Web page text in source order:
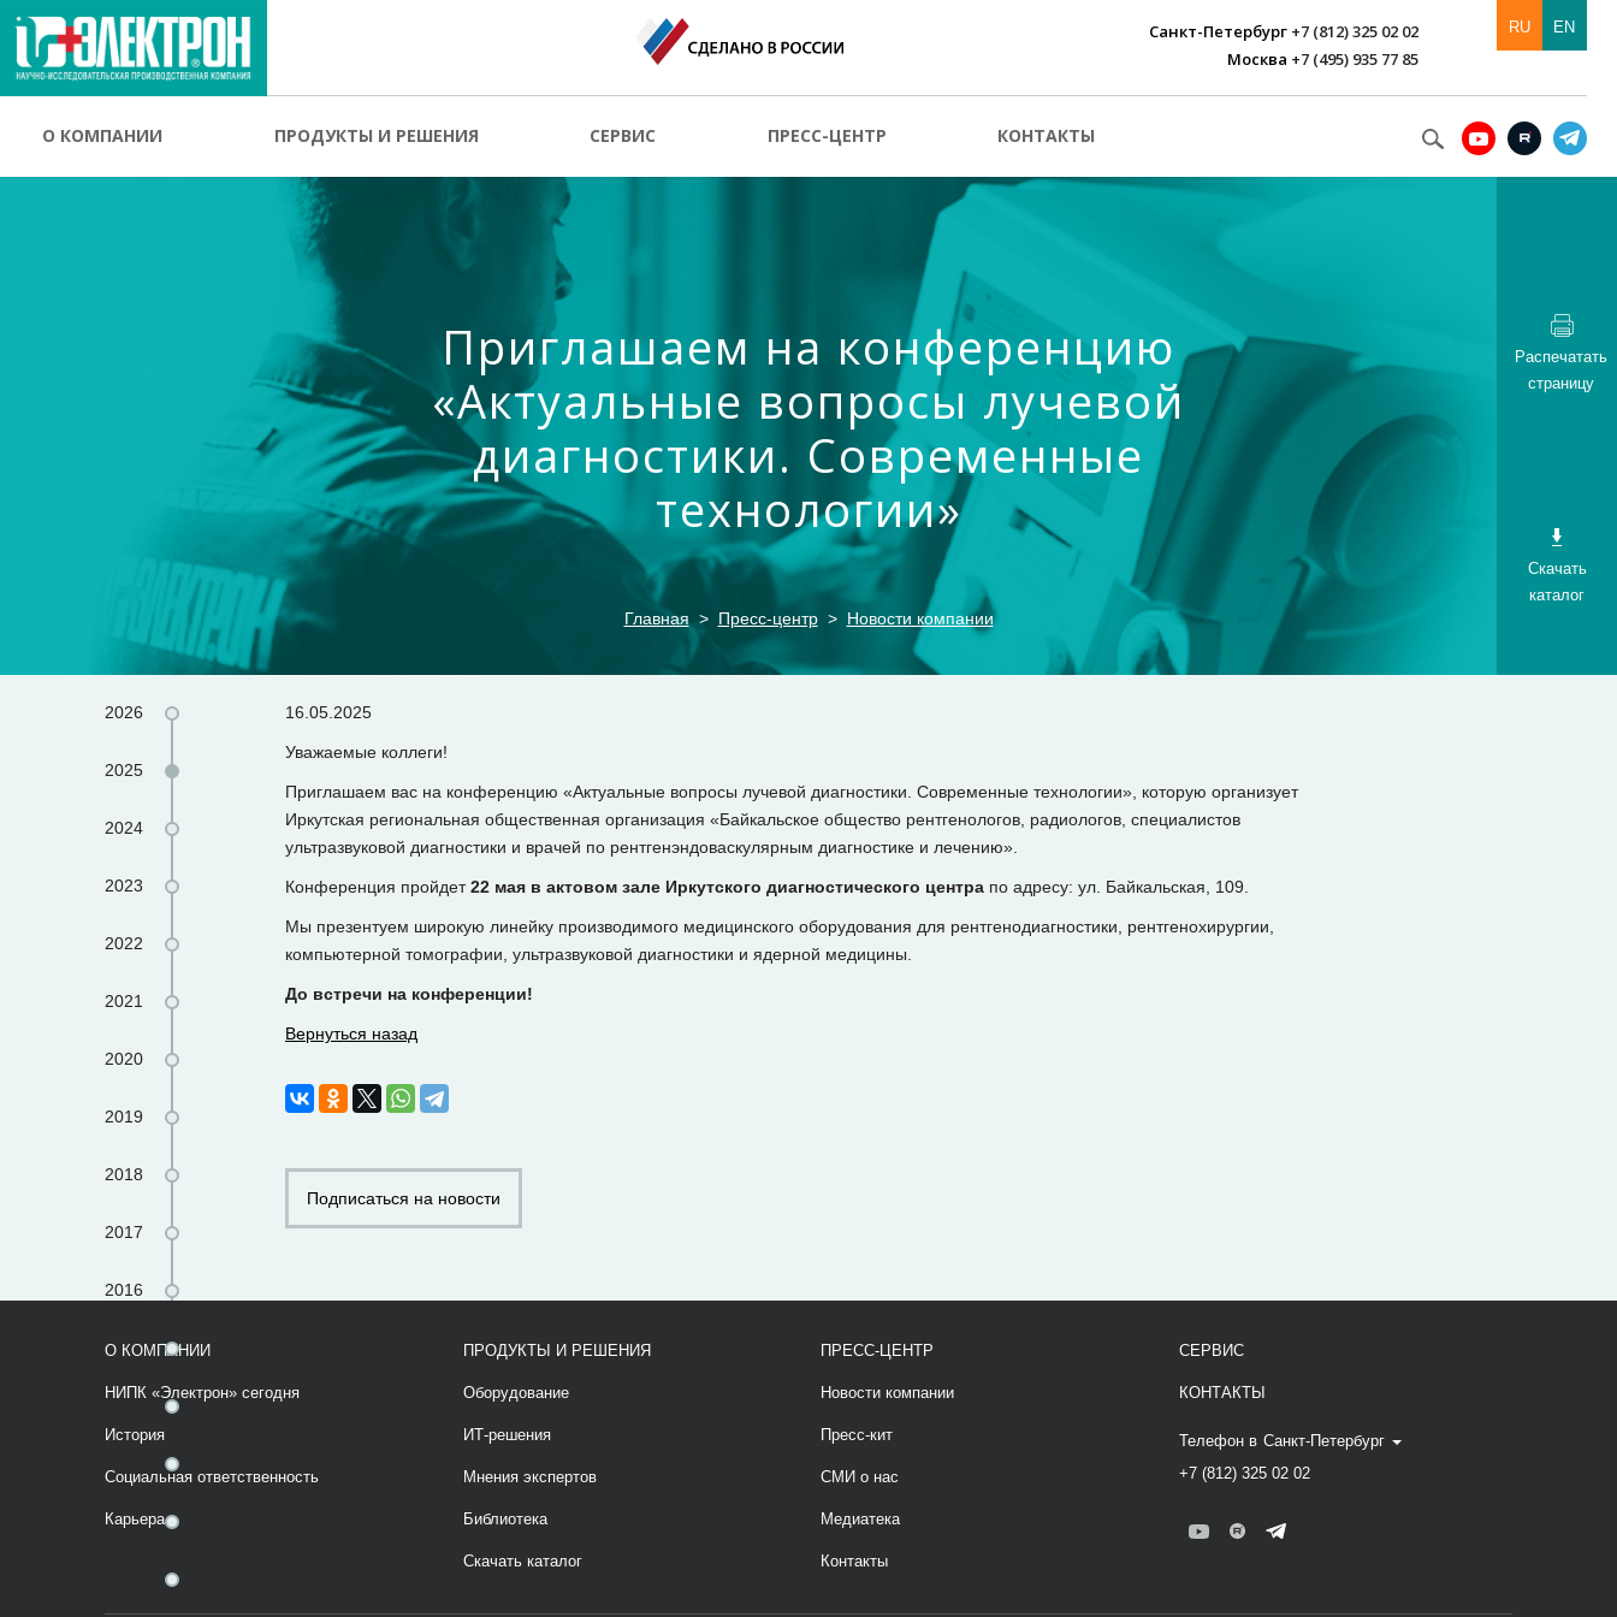
Санкт-Петербург +7 (812) 325 02 02
Москва +7 (495) 935 77 85
RU EN
О КОМПАНИИ ПРОДУКТЫ И РЕШЕНИЯ СЕРВИС ПРЕСС-ЦЕНТР КОНТАКТЫ
Приглашаем на конференцию
«Актуальные вопросы лучевой
диагностики. Современные
технологии»
Главная Пресс-центр Новости компании
Распечатать
страницу
Скачать
каталог
2026
2025
2024
2023
2022
2021
2020
2019
2018
2017
2016
2015
2012
16.05.2025
Уважаемые коллеги!
Приглашаем вас на конференцию «Актуальные вопросы лучевой диагностики. Современные технологии», которую организует
Иркутская региональная общественная организация «Байкальское общество рентгенологов, радиологов, специалистов
ультразвуковой диагностики и врачей по рентгенэндоваскулярным диагностике и лечению».
Конференция пройдет22 мая в актовом зале Иркутского диагностического центра по адресу: ул. Байкальская, 109.
Мы презентуем широкую линейку производимого медицинского оборудования для рентгенодиагностики, рентгенохирургии,
компьютерной томографии, ультразвуковой диагностики и ядерной медицины.
До встречи на конференции!
Вернуться назад
Подписаться на новости
О КОМПАНИИ
НИПК «Электрон» сегодня
История
Социальная ответственность
Карьера
ПРОДУКТЫ И РЕШЕНИЯ
Оборудование
ИТ-решения
Мнения экспертов
Библиотека
Скачать каталог
ПРЕСС-ЦЕНТР
Новости компании
Пресс-кит
СМИ о нас
Медиатека
Контакты
СЕРВИС
КОНТАКТЫ
Телефон в Санкт-Петербург
+7 (812) 325 02 02